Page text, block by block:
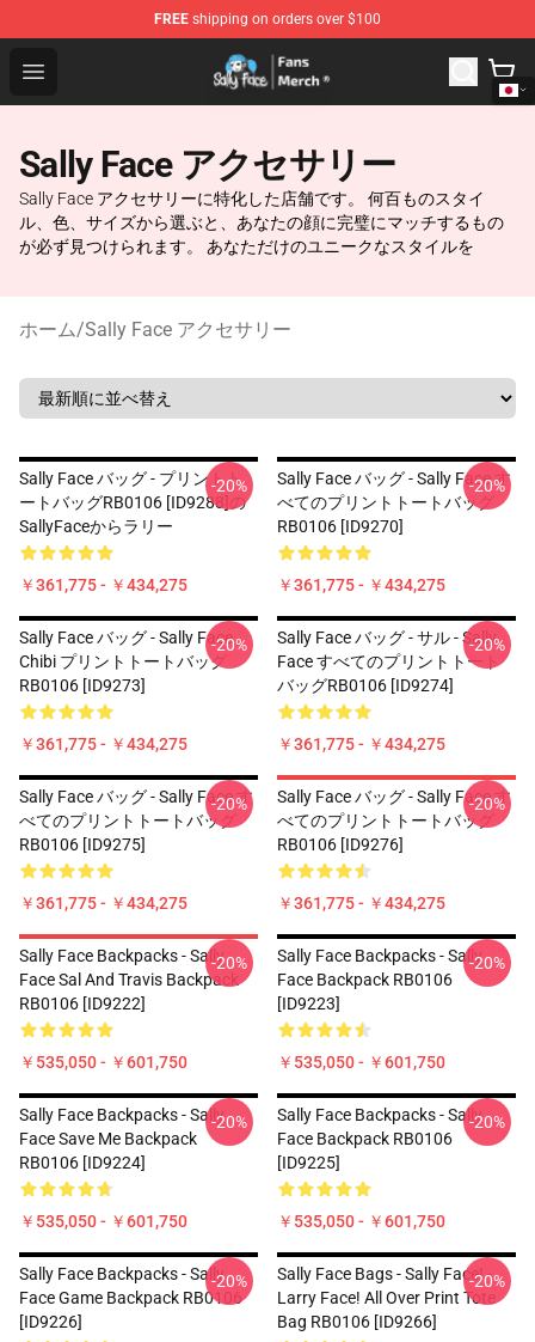
FREE shipping on orders over $100
Open menu
Sally Face Store - Official Sally Face Merchandise Shop
Sally Face アクセサリー
Sally Face アクセサリーに特化した店舗です。 何百ものスタイ
ル、色、サイズから選ぶと、あなたの顔に完璧にマッチするもの
が必ず見つけられます。 あなただけのユニークなスタイルを
ホーム/Sally Face アクセサリー
Sally Face バッグ - プリントト
ートバッグRB0106 [ID9288]の
SallyFaceからラリー
￥361,775 - ￥434,275
-20%
Sally Face バッグ - Sally Face す
べてのプリントトートバッグ
RB0106 [ID9270]
￥361,775 - ￥434,275
-20%
Sally Face バッグ - Sally Face
Chibi プリントトートバッグ
RB0106 [ID9273]
￥361,775 - ￥434,275
-20%
Sally Face バッグ - サル - Sally
Face すべてのプリントトート
バッグRB0106 [ID9274]
￥361,775 - ￥434,275
-20%
Sally Face バッグ - Sally Face す
べてのプリントトートバッグ
RB0106 [ID9275]
￥361,775 - ￥434,275
-20%
Sally Face バッグ - Sally Face す
べてのプリントトートバッグ
RB0106 [ID9276]
￥361,775 - ￥434,275
-20%
Sally Face Backpacks - Sally
Face Sal And Travis Backpack
RB0106 [ID9222]
￥535,050 - ￥601,750
-20%
Sally Face Backpacks - Sally
Face Backpack RB0106
[ID9223]
￥535,050 - ￥601,750
-20%
Sally Face Backpacks - Sally
Face Save Me Backpack
RB0106 [ID9224]
￥535,050 - ￥601,750
-20%
Sally Face Backpacks - Sally
Face Backpack RB0106
[ID9225]
￥535,050 - ￥601,750
-20%
Sally Face Backpacks - Sally
Face Game Backpack RB0106
[ID9226]
-20%
Sally Face Bags - Sally Face! -
Larry Face! All Over Print Tote
Bag RB0106 [ID9266]
-20%